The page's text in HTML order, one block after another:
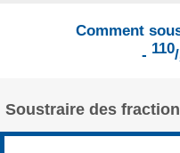
Comment
- 110/
Soustraire des